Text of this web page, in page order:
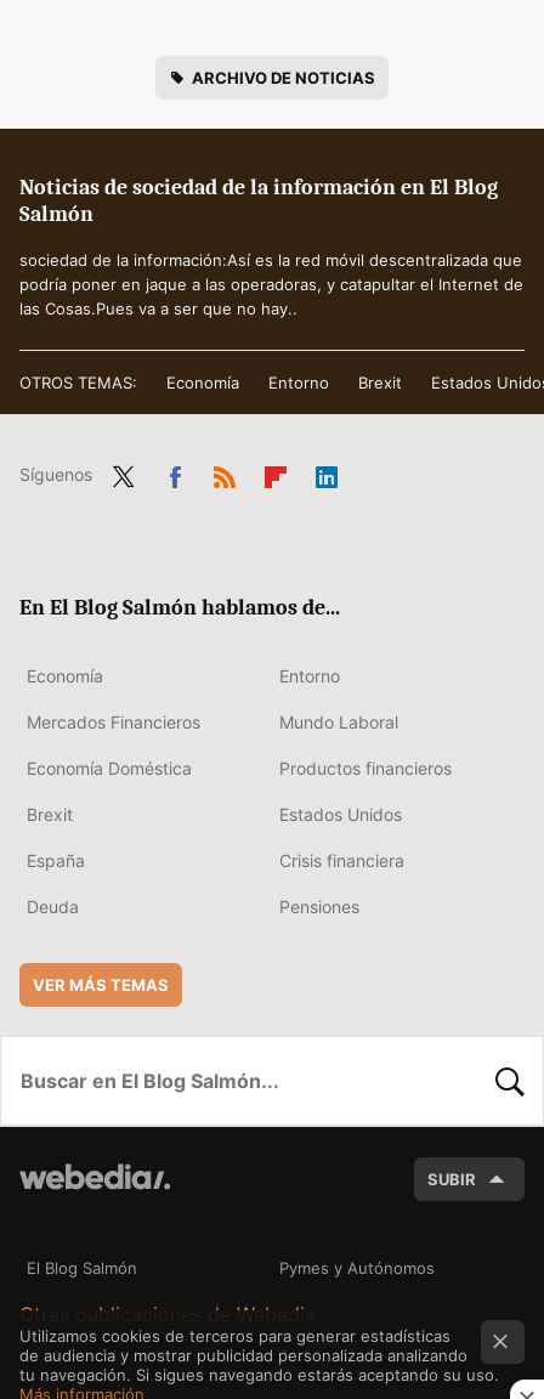
ARCHIVO DE NOTICIAS
Noticias de sociedad de la información en El Blog
Salmón
sociedad de la información:Así es la red móvil descentralizada que
podría poner en jaque a las operadoras, y catapultar el Internet de
las Cosas.Pues va a ser que no hay..
OTROS TEMAS: Economía Entorno Brexit Estados
Síguenos
En El Blog Salmón hablamos de...
Economía Entorno
Mercados Financieros Mundo Laboral
Economía Doméstica Productos financieros
Brexit Estados Unidos
España Crisis financiera
Deuda Pensiones
VER MÁS TEMAS
SUBIR
El Blog Salmón Pymes y Autónomos
Otras publicaciones de Webedia
Utilizamos cookies de terceros para generar estadísticas
de audiencia y mostrar publicidad personalizada analizando
tu navegación. Si sigues navegando estarás aceptando su uso.
Más información